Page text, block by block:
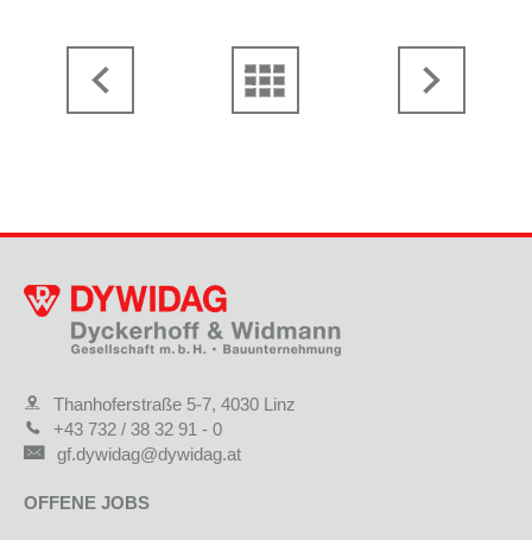
Thanhoferstraße 5-7, 4030 Linz
+43 732 / 38 32 91 - 0
gf.dywidag@dywidag.at
OFFENE JOBS